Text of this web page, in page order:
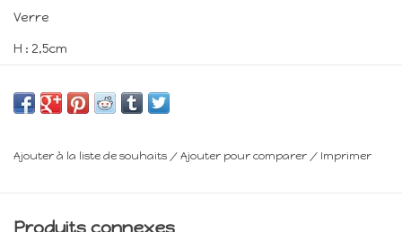
Verre
H : 2,5cm
Minimum 14 ans
Ajouter à la liste de souhaits / Ajouter pour comparer / Imprimer
Produits connexes